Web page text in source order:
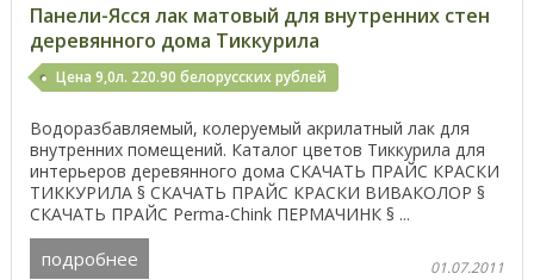
Панели-Ясся лак матовый для внутренних стен
деревянного дома Тиккурила
Цена 9,0л. 220.90 белорусских рублей
Водоразбавляемый, колеруемый акрилатный лак для
внутренних помещений. Каталог цветов Тиккурила для
интерьеров деревянного дома СКАЧАТЬ ПРАЙС КРАСКИ
ТИККУРИЛА § СКАЧАТЬ ПРАЙС КРАСКИ ВИВАКОЛОР §
СКАЧАТЬ ПРАЙС Perma-Chink ПЕРМАЧИНК § ...
подробнее 01.07.2011